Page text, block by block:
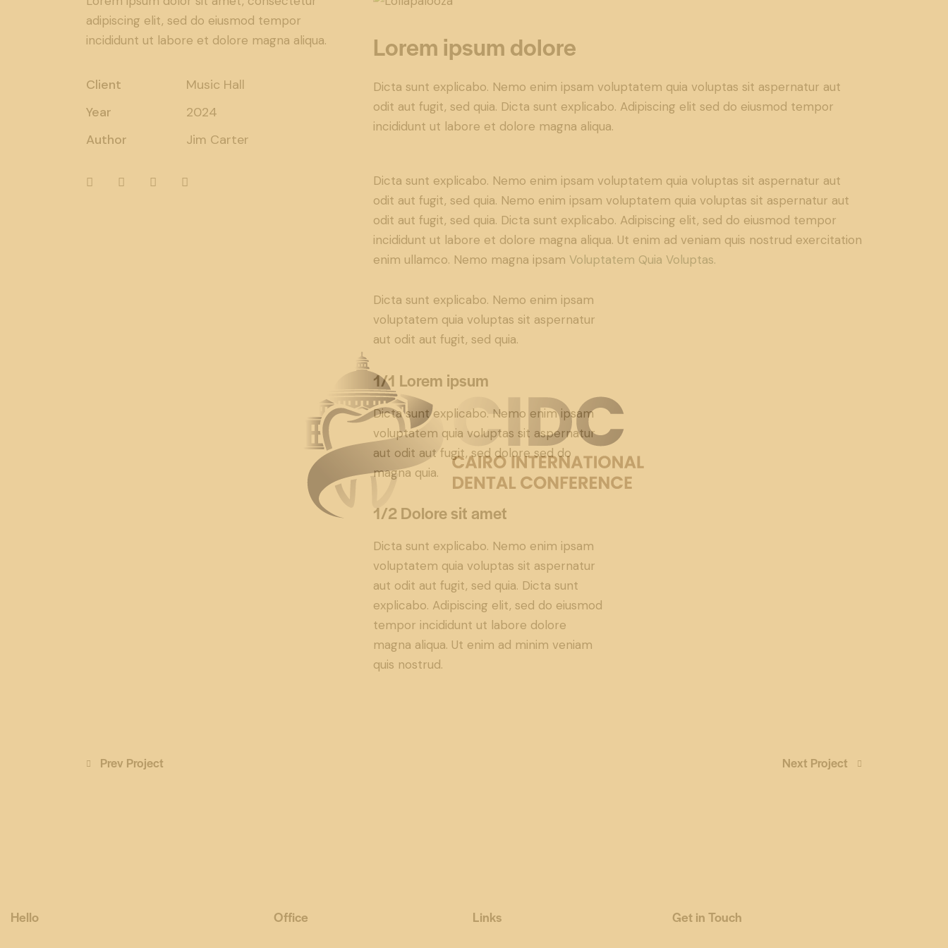
adipiscing elit, sed do eiusmod tempor
incididunt ut labore et dolore magna aliqua.
Client
Music Hall
Year
2024
Author
Jim Carter
Lorem ipsum dolore
Dicta sunt explicabo. Nemo enim ipsam voluptatem quia voluptas sit aspernatur aut
odit aut fugit, sed quia. Dicta sunt explicabo. Adipiscing elit sed do eiusmod tempor
incididunt ut labore et dolore magna aliqua.
Dicta sunt explicabo. Nemo enim ipsam voluptatem quia voluptas sit aspernatur aut
odit aut fugit, sed quia. Nemo enim ipsam voluptatem quia voluptas sit aspernatur aut
odit aut fugit, sed quia. Dicta sunt explicabo. Adipiscing elit, sed do eiusmod tempor
incididunt ut labore et dolore magna aliqua. Ut enim ad veniam quis nostrud exercitation
enim ullamco. Nemo magna ipsam Voluptatem Quia Voluptas.
Dicta sunt explicabo. Nemo enim ipsam
voluptatem quia voluptas sit aspernatur
aut odit aut fugit, sed quia.
1/1 Lorem ipsum
Dicta sunt explicabo. Nemo enim ipsam
voluptatem quia voluptas sit aspernatur
aut odit aut fugit, sed dolore sed do
magna quia.
1/2 Dolore sit amet
Dicta sunt explicabo. Nemo enim ipsam
voluptatem quia voluptas sit aspernatur
aut odit aut fugit, sed quia. Dicta sunt
explicabo. Adipiscing elit, sed do eiusmod
tempor incididunt ut labore dolore
magna aliqua. Ut enim ad minim veniam
quis nostrud.
Prev Project Next Project
Hello Office Links Get in Touch